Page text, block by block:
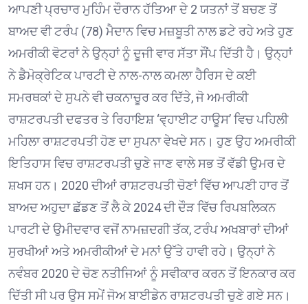
ਆਪਣੀ ਪ੍ਰਚਾਰ ਮੁਹਿੰਮ ਦੌਰਾਨ ਹੱਤਿਆ ਦੇ 2 ਯਤਨਾਂ ਤੋਂ ਬਚਣ ਤੋਂ
ਬਾਅਦ ਵੀ ਟਰੰਪ (78) ਮੈਦਾਨ ਵਿਚ ਮਜ਼ਬੂਤੀ ਨਾਲ ਡਟੇ ਰਹੇ ਅਤੇ ਹੁਣ
ਅਮਰੀਕੀ ਵੋਟਰਾਂ ਨੇ ਉਨ੍ਹਾਂ ਨੂੰ ਦੂਜੀ ਵਾਰ ਸੱਤਾ ਸੌਂਪ ਦਿੱਤੀ ਹੈ। ਉਨ੍ਹਾਂ
ਨੇ ਡੈਮੋਕ੍ਰੇਟਿਕ ਪਾਰਟੀ ਦੇ ਨਾਲ-ਨਾਲ ਕਮਲਾ ਹੈਰਿਸ ਦੇ ਕਈ
ਸਮਰਥਕਾਂ ਦੇ ਸੁਪਨੇ ਵੀ ਚਕਨਾਚੂਰ ਕਰ ਦਿੱਤੇ, ਜੋ ਅਮਰੀਕੀ
ਰਾਸ਼ਟਰਪਤੀ ਦਫਤਰ ਤੇ ਰਿਹਾਇਸ਼ ‘ਵ੍ਹਾਈਟ ਹਾਊਸ’ ਵਿਚ ਪਹਿਲੀ
ਮਹਿਲਾ ਰਾਸ਼ਟਰਪਤੀ ਹੋਣ ਦਾ ਸੁਪਨਾ ਵੇਖਦੇ ਸਨ। ਹੁਣ ਉਹ ਅਮਰੀਕੀ
ਇਤਿਹਾਸ ਵਿਚ ਰਾਸ਼ਟਰਪਤੀ ਚੁਣੇ ਜਾਣ ਵਾਲੇ ਸਭ ਤੋਂ ਵੱਡੀ ਉਮਰ ਦੇ
ਸ਼ਖਸ ਹਨ। 2020 ਦੀਆਂ ਰਾਸ਼ਟਰਪਤੀ ਚੋਣਾਂ ਵਿੱਚ ਆਪਣੀ ਹਾਰ ਤੋਂ
ਬਾਅਦ ਅਹੁਦਾ ਛੱਡਣ ਤੋਂ ਲੈ ਕੇ 2024 ਦੀ ਦੌੜ ਵਿੱਚ ਰਿਪਬਲਿਕਨ
ਪਾਰਟੀ ਦੇ ਉਮੀਦਵਾਰ ਵਜੋਂ ਨਾਮਜ਼ਦਗੀ ਤੱਕ, ਟਰੰਪ ਅਖਬਾਰਾਂ ਦੀਆਂ
ਸੁਰਖੀਆਂ ਅਤੇ ਅਮਰੀਕੀਆਂ ਦੇ ਮਨਾਂ ਉੱਤੇ ਹਾਵੀ ਰਹੇ। ਉਨ੍ਹਾਂ ਨੇ
ਨਵੰਬਰ 2020 ਦੇ ਚੋਣ ਨਤੀਜਿਆਂ ਨੂੰ ਸਵੀਕਾਰ ਕਰਨ ਤੋਂ ਇਨਕਾਰ ਕਰ
ਦਿੱਤੀ ਸੀ ਪਰ ਉਸ ਸਮੇਂ ਜੋਅ ਬਾਈਡੇਨ ਰਾਸ਼ਟਰਪਤੀ ਚੁਣੇ ਗਏ ਸਨ।